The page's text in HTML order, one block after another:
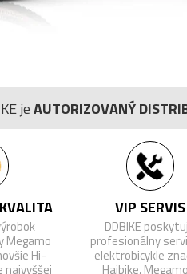
jeAUTORIZOVANÝ
Megamo
Hi-
najvyššej
VIP SERVIS
DDBIKE
profesionálny
elektrobicykle
Haibike,